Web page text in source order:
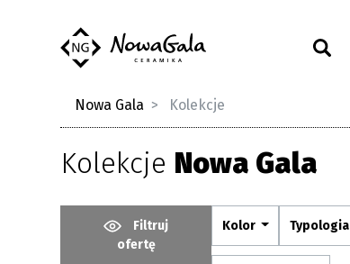
Nowa Gala Kolekcje
Kolekcje Nowa Gala
Filtruj
ofertę
Kolor Typologia